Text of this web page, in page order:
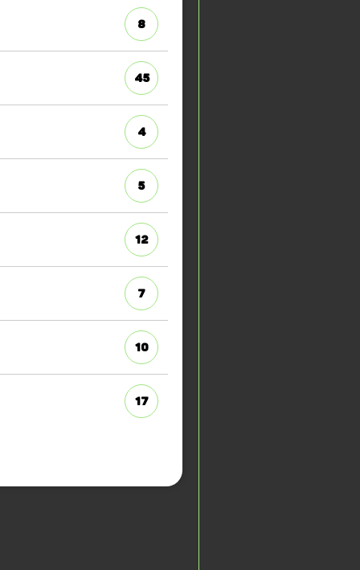
8
45
4
5
12
7
10
17